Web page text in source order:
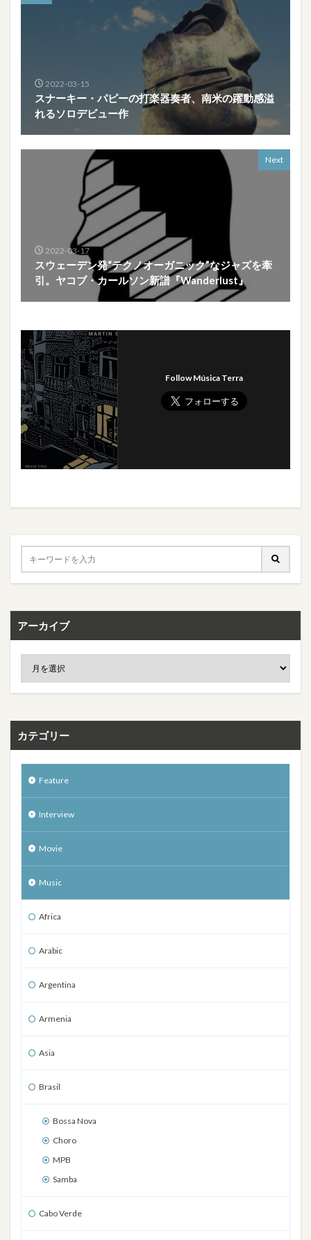
2022-03-15
スナーキー・パピーの打楽器奏者、南米の躍動感溢
れるソロデビュー作
Next
2022-03-17
スウェーデン発“テクノオーガニック”なジャズを牽
引。ヤコブ・カールソン新譜『Wanderlust』
Follow Música Terra
アーカイブ
カテゴリー
Feature
Interview
Movie
Music
Africa
Arabic
Argentina
Armenia
Asia
Brasil
Bossa Nova
Choro
MPB
Samba
Cabo Verde